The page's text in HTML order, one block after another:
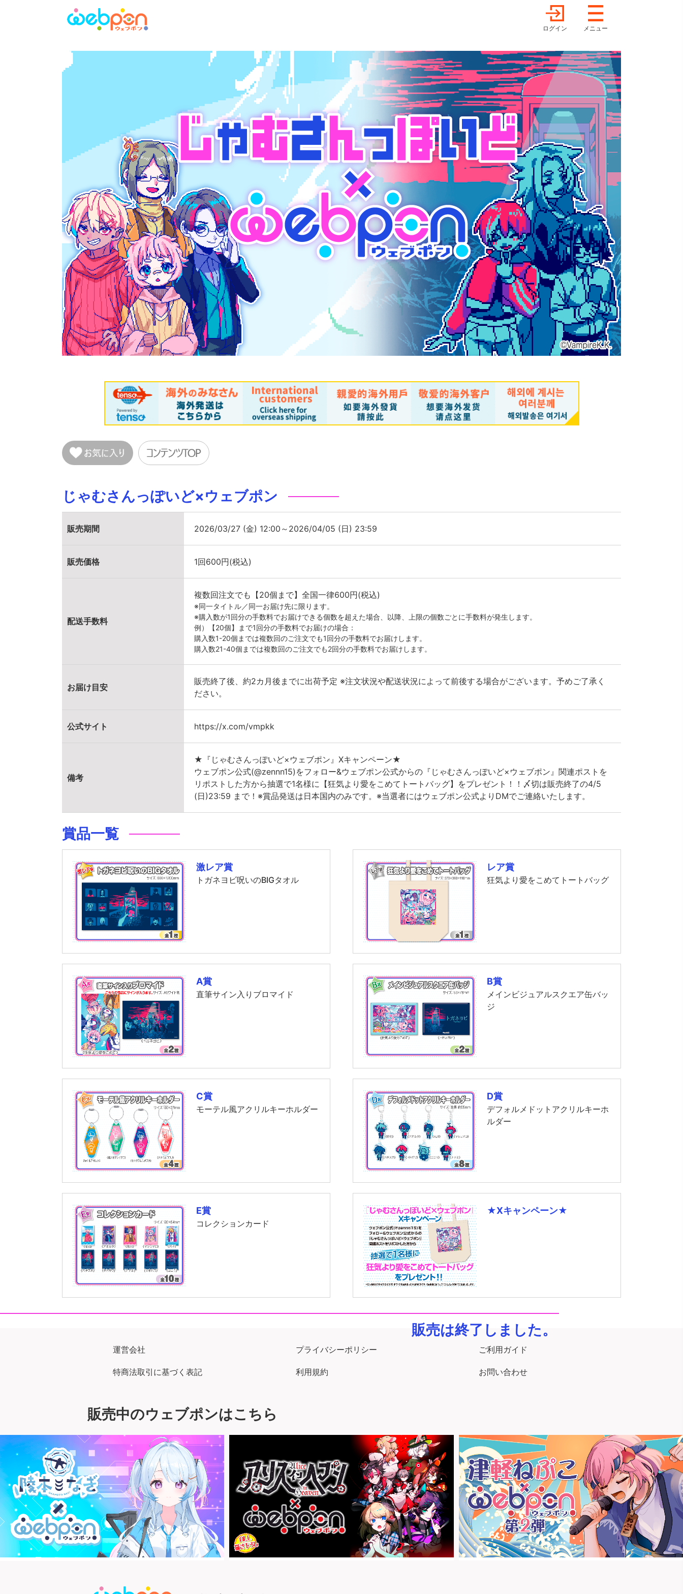
ログイン メニュー
じゃむさんっぽいど×ウェブポン
販売期間 2026/03/27 (金) 12:00～2026/04/05 (日) 23:59
販売価格 1回600円(税込)
配送手数料
複数回注文でも【20個まで】全国一律600円(税込)
※同一タイトル／同一お届け先に限ります。
※購入数が1回分の手数料でお届けできる個数を超えた場合、以降、上限の個数ごとに手数料が発生します。
例）【20個】まで1回分の手数料でお届けの場合：
購入数1-20個までは複数回のご注文でも1回分の手数料でお届けします。
購入数21-40個までは複数回のご注文でも2回分の手数料でお届けします。
お届け目安
販売終了後、約2カ月後までに出荷予定 ※注文状況や配送状況によって前後する場合がございます。予めご了承く
ださい。
公式サイト https://x.com/vmpkk
備考
★『じゃむさんっぽいど×ウェブポン』Xキャンペーン★
ウェブポン公式(@zennn15)をフォロー&ウェブポン公式からの『じゃむさんっぽいど×ウェブポン』関連ポストを
リポストした方から抽選で1名様に【狂気より愛をこめてトートバッグ】をプレゼント！！〆切は販売終了の4/5
(日)23:59 まで！※賞品発送は日本国内のみです。※当選者にはウェブポン公式よりDMでご連絡いたします。
賞品一覧
激レア賞
トガネヨビ呪いのBIGタオル
レア賞
狂気より愛をこめてトートバッグ
A賞
直筆サイン入りブロマイド
B賞
メインビジュアルスクエア缶バッ
ジ
C賞
モーテル風アクリルキーホルダー
D賞
デフォルメドットアクリルキーホ
ルダー
E賞
コレクションカード
★Xキャンペーン★
販売は終了しました。
運営会社 プライバシーポリシー ご利用ガイド
特商法取引に基づく表記 利用規約 お問い合わせ
販売中のウェブポンはこちら